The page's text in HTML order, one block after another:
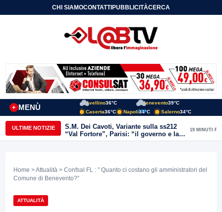
CHI SIAMOCONTATTIPUBBLICITÀCERCA
MENÙ
+
Avellino36°C Benevento39°C
Caserta36°C Napoli34°C Salerno34°C
ULTIME NOTIZIE
S.M. Dei Cavoti, Variante sulla ss212
“Val Fortore”, Parisi: “il governo e la
lega mantengono le promesse:
19 MINUTI FA
Home >Attualità > Confsal FL : ” Quanto ci costano gli amministratori del
Comune di Benevento?”
ATTUALITÀ